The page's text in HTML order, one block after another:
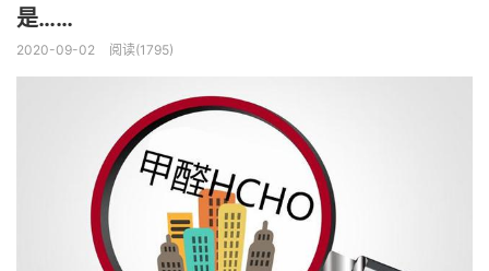
是……
2020-09-02 阅读(1795)